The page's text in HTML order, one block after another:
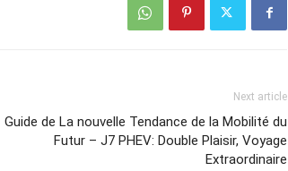
Next article
Guide de La nouvelle Tendance de la Mobilité du
Futur – J7 PHEV: Double Plaisir, Voyage
Extraordinaire